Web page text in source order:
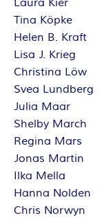
N
K
R
E
I
S
Tina Köpke
Helen B. Kraft
Lisa J. Krieg
Christina Löw
Svea Lundberg
Julia Maar
Shelby March
Regina Mars
Jonas Martin
Ilka Mella
Hanna Nolden
Chris Norwyn